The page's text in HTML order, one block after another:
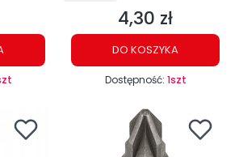
Cena
4,30 zł
DO KOSZYKA
Dostępność: 1szt